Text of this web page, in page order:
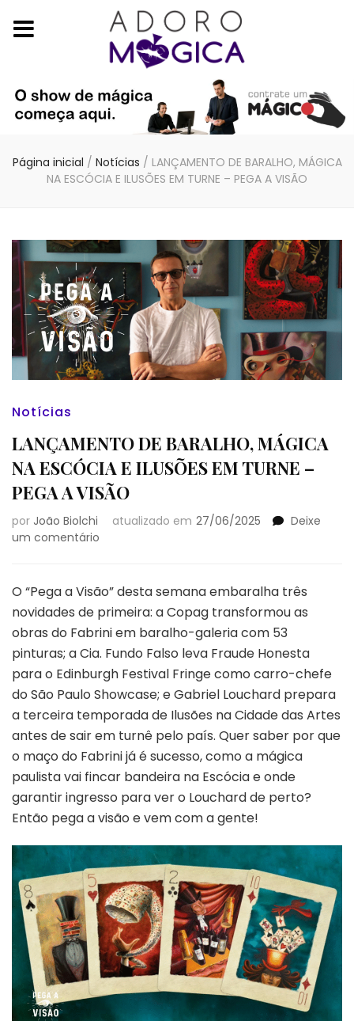
Página inicial / Notícias / LANÇAMENTO DE BARALHO, MÁGICA
NA ESCÓCIA E ILUSÕES EM TURNE – PEGA A VISÃO
Notícias
LANÇAMENTO DE BARALHO, MÁGICA
NA ESCÓCIA E ILUSÕES EM TURNE –
PEGA A VISÃO
por João Biolchi atualizado em 27/06/2025
Deixe
um comentário
BARALHO,
MÁGICA
NA
ESCÓCIA
E
ILUSÕES
EM
TURNE
–
PEGA
A
VISÃO
O “Pega a Visão” desta semana embaralha três
novidades de primeira: a Copag transformou as
obras do Fabrini em baralho-galeria com 53
pinturas; a Cia. Fundo Falso leva Fraude Honesta
para o Edinburgh Festival Fringe como carro-chefe
do São Paulo Showcase; e Gabriel Louchard prepara
a terceira temporada de Ilusões na Cidade das Artes
antes de sair em turnê pelo país. Quer saber por que
o maço do Fabrini já é sucesso, como a mágica
paulista vai fincar bandeira na Escócia e onde
garantir ingresso para ver o Louchard de perto?
Então pega a visão e vem com a gente!